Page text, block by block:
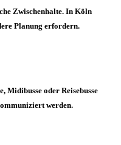
Zwischenhalte. In Köln
Planung erfordern.
Midibusse oder Reisebusse
werden.